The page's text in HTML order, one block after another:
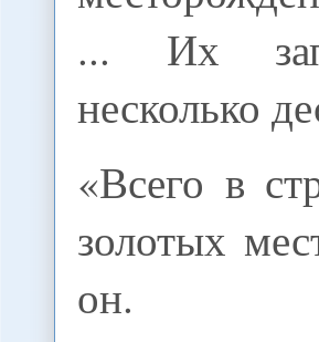
... Их
несколько
«Всего в
золотых
он.